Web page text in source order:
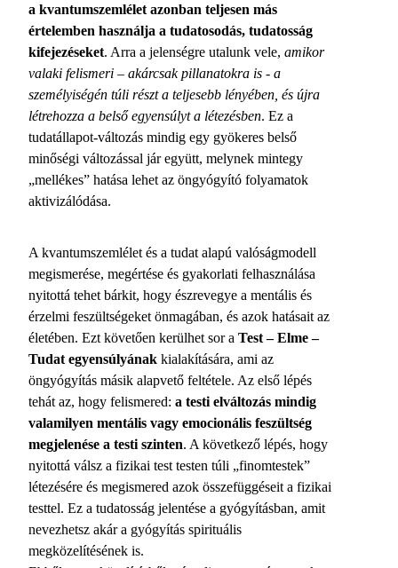
a kvantumszemlélet azonban teljesen más
értelemben használja a tudatosodás, tudatosság
kifejezéseket. Arra a jelenségre utalunk vele, amikor
valaki felismeri – akárcsak pillanatokra is - a
személyiségén túli részt a teljesebb lényében, és újra
létrehozza a belső egyensúlyt a létezésben. Ez a
tudatállapot-változás mindig egy gyökeres belső
minőségi változással jár együtt, melynek mintegy
„mellékes” hatása lehet az öngyógyító folyamatok
aktivizálódása.
A kvantumszemlélet és a tudat alapú valóságmodell
megismerése, megértése és gyakorlati felhasználása
nyitottá tehet bárkit, hogy észrevegye a mentális és
érzelmi feszültségeket önmagában, és azok hatásait az
életében. Ezt követően kerülhet sor a Test – Elme –
Tudat egyensúlyának kialakítására, ami az
öngyógyítás másik alapvető feltétele. Az első lépés
tehát az, hogy felismered: a testi elváltozás mindig
valamilyen mentális vagy emocionális feszültség
megjelenése a testi szinten. A következő lépés, hogy
nyitottá válsz a fizikai test testen túli „finomtestek”
létezésére és megismered azok összefüggéseit a fizikai
testtel. Ez a tudatosság jelentése a gyógyításban, amit
nevezhetsz akár a gyógyítás spirituális
megközelítésének is.